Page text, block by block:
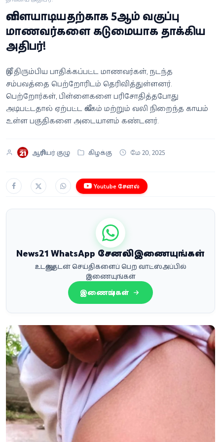
வீடியோ
வணிகம்
வெப்ஸ்டோரி
தமிழ்
விளையாடியதற்காக 5ஆம் வகுப்பு
மாணவர்களை கடுமையாக தாக்கிய
அதிபர்!
வீடு திரும்பிய பாதிக்கப்பட்ட மாணவர்கள், நடந்த
சம்பவத்தை பெற்றோரிடம் தெரிவித்துள்ளனர்.
பெற்றோர்கள், பிள்ளைகளை பரிசோதித்தபோது
அடிபட்டதால் ஏற்பட்ட வீக்கம் மற்றும் வலி நிறைந்த காயம்
உள்ள பகுதிகளை அடையாளம் கண்டனர்.
ஆசிரியர் குழு கிழக்கு மே 20, 2025
Youtube சேனல்
News21 WhatsApp சேனலில் இணையுங்கள்
உடனுக்குடன் செய்திகளைப் பெற வாட்ஸ்அப்பில்
இணையுங்கள்
இணையுங்கள்